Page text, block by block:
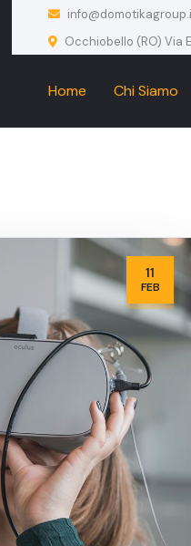
Occhiobello (RO) Via
Home Chi Siamo
11
FEB